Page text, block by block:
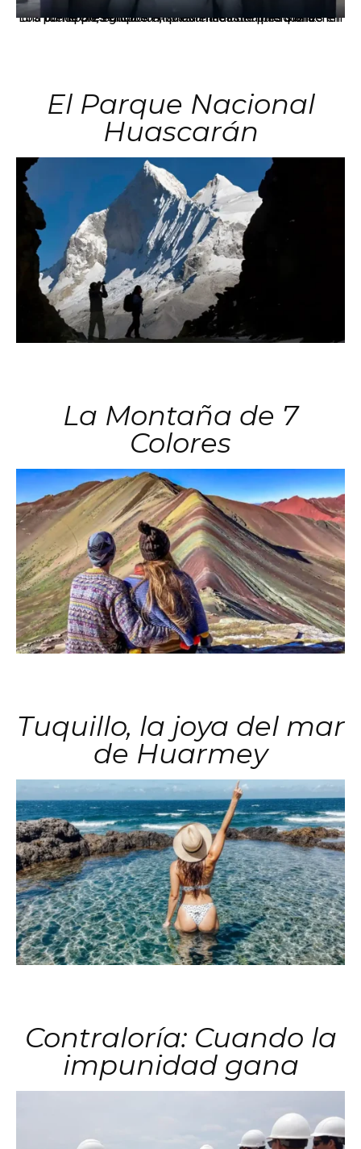
Los principales grupos empresariales del país mantienen una fuerte presencia en Áncash mediante inversiones en comercio, educación, salud e industria pesquera.
El Parque Nacional
Huascarán
La Montaña de 7
Colores
Tuquillo, la joya del mar
de Huarmey
Contraloría: Cuando la
impunidad gana